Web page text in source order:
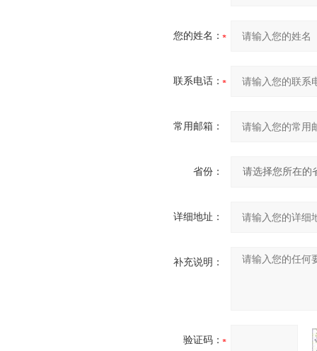
您的姓名：
联系电话：
常用邮箱：
省份：
详细地址：
补充说明：
验证码：